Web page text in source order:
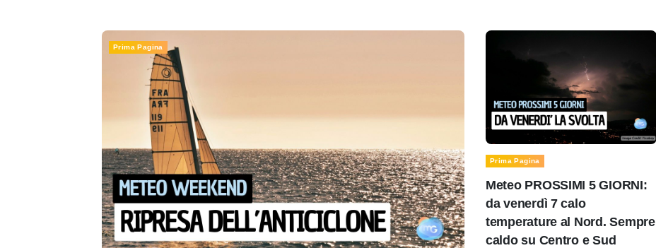
Prima Pagina
Prima Pagina
Meteo PROSSIMI 5 GIORNI:
da venerdì 7 calo
temperature al Nord. Sempre
caldo su Centro e Sud